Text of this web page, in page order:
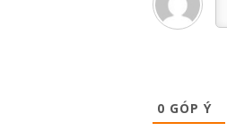
0 GÓP Ý